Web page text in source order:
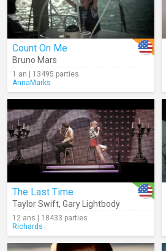
Count On Me
Bruno Mars
1 an | 13495 parties
AnnaMarks
The Last Time
Taylor Swift, Gary Lightbody
12 ans | 18433 parties
Richards